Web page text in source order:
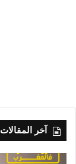
آخر المقالات